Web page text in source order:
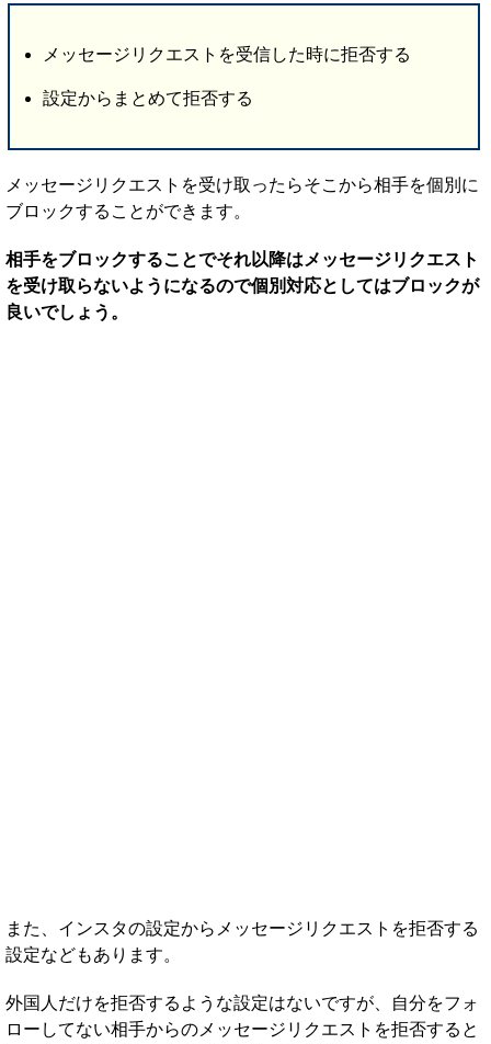
メッセージリクエストを受信した時に拒否する
設定からまとめて拒否する
メッセージリクエストを受け取ったらそこから相手を個別に
ブロックすることができます。
相手をブロックすることでそれ以降はメッセージリクエスト
を受け取らないようになるので個別対応としてはブロックが
良いでしょう。
また、インスタの設定からメッセージリクエストを拒否する
設定などもあります。
外国人だけを拒否するような設定はないですが、自分をフォ
ローしてない相手からのメッセージリクエストを拒否すると